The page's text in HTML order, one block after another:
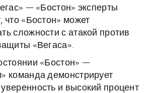
— «Бостон» эксперты
что «Бостон» может
сложности с атакой против
«Вегаса».
«Бостон» —
команда демонстрирует
и высокий процент